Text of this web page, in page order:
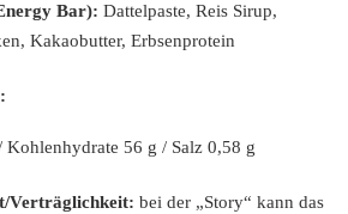
Bar): Dattelpaste, Reis Sirup,
Kakaobutter, Erbsenprotein
Kohlenhydrate 56 g / Salz 0,58 g
Verträglichkeit: bei der „Story“ kann das